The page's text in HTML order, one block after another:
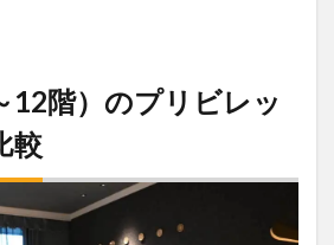
12階）のプリビレッ
較